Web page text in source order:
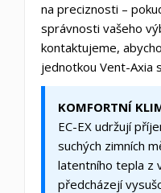
na preciznosti –
správnosti vašeho
kontaktujeme,
jednotkou Vent-Axia
KOMFORTNÍ
EC-EX udržují
suchých zimních
latentního tepla z
předcházejí